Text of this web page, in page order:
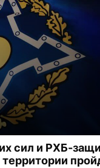
сил и РХБ-